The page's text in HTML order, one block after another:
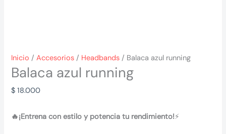
Inicio /Accesorios / Headbands / Balaca azul running
Balaca azul running
$ 18.000
🔥¡Entrena con estilo y potencia tu rendimiento!⚡